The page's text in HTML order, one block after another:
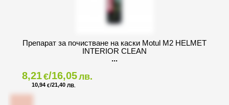
Препарат за почистване на каски Motul M2 HELMET
INTERIOR CLEAN
8,21€/16,05лв.
10,94 €/21,40 ЛВ.